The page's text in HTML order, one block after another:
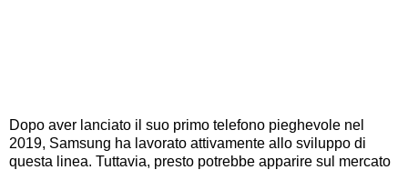
Dopo aver lanciato il suo primo telefono pieghevole nel
2019, Samsung ha lavorato attivamente allo sviluppo di
questa linea. Tuttavia, presto potrebbe apparire sul mercato